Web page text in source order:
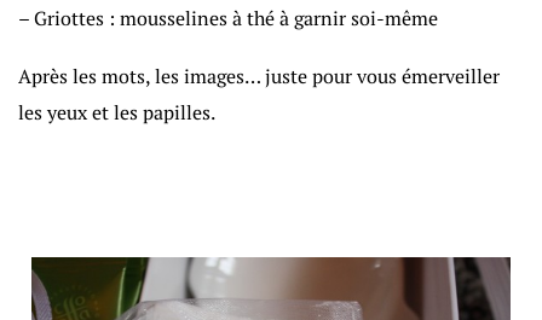
– Griottes : mousselines à thé à garnir soi-même
Après les mots, les images… juste pour vous émerveiller
les yeux et les papilles.